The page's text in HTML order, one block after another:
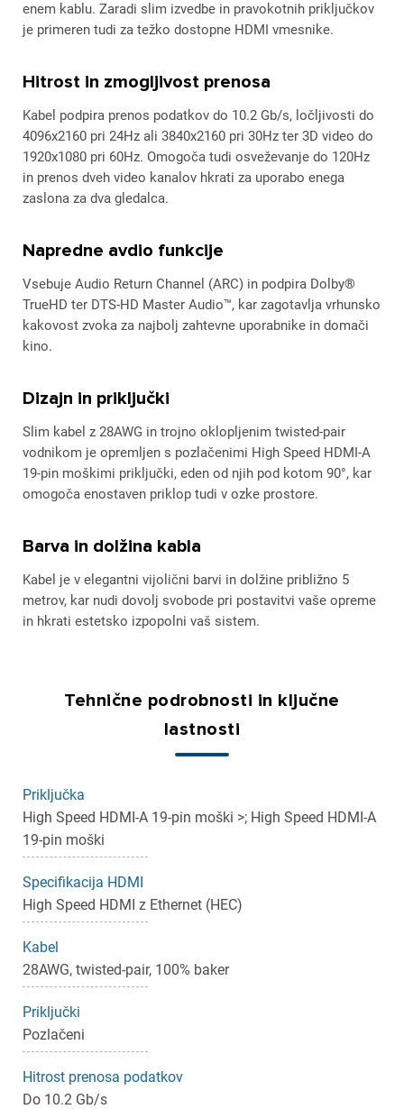
enem kablu. Zaradi slim izvedbe in pravokotnih priključkov
je primeren tudi za težko dostopne HDMI vmesnike.
Hitrost in zmogljivost prenosa
Kabel podpira prenos podatkov do 10.2 Gb/s, ločljivosti do
4096x2160 pri 24Hz ali 3840x2160 pri 30Hz ter 3D video do
1920x1080 pri 60Hz. Omogoča tudi osveževanje do 120Hz
in prenos dveh video kanalov hkrati za uporabo enega
zaslona za dva gledalca.
Napredne avdio funkcije
Vsebuje Audio Return Channel (ARC) in podpira Dolby®
TrueHD ter DTS-HD Master Audio™, kar zagotavlja vrhunsko
kakovost zvoka za najbolj zahtevne uporabnike in domači
kino.
Dizajn in priključki
Slim kabel z 28AWG in trojno oklopljenim twisted-pair
vodnikom je opremljen s pozlačenimi High Speed HDMI-A
19-pin moškimi priključki, eden od njih pod kotom 90°, kar
omogoča enostaven priklop tudi v ozke prostore.
Barva in dolžina kabla
Kabel je v elegantni vijolični barvi in dolžine približno 5
metrov, kar nudi dovolj svobode pri postavitvi vaše opreme
in hkrati estetsko izpopolni vaš sistem.
Tehnične podrobnosti in ključne
lastnosti
Priključka
High Speed HDMI-A 19-pin moški >; High Speed HDMI-A
19-pin moški
Specifikacija HDMI
High Speed HDMI z Ethernet (HEC)
Kabel
28AWG, twisted-pair, 100% baker
Priključki
Pozlačeni
Hitrost prenosa podatkov
Do 10.2 Gb/s